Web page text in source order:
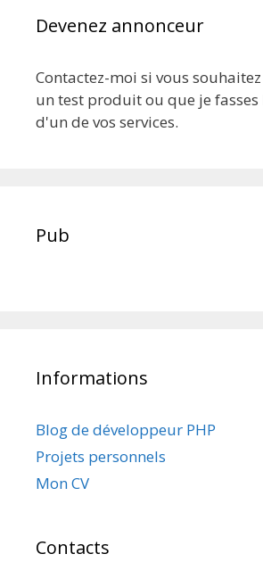
Devenez annonceur
Contactez-moi si vous
un test produit ou que je
d'un de vos services.
Pub
Informations
Blog de développeur PHP
Projets personnels
Mon CV
Contacts